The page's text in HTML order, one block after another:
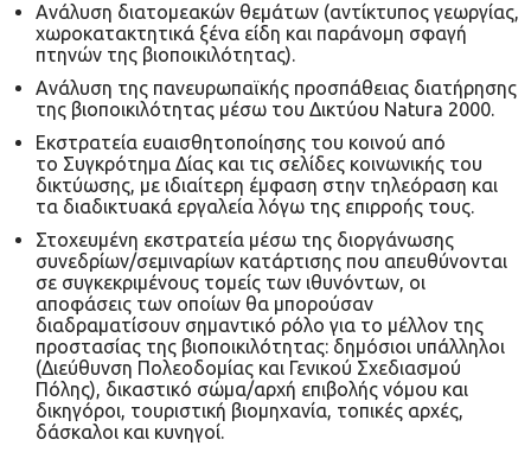
Ανάλυση διατομεακών θεμάτων (αντίκτυπος γεωργίας,
χωροκατακτητικά ξένα είδη και παράνομη σφαγή
πτηνών της βιοποικιλότητας).
Ανάλυση της πανευρωπαϊκής προσπάθειας διατήρησης
της βιοποικιλότητας μέσω του Δικτύου Natura 2000.
Εκστρατεία ευαισθητοποίησης του κοινού από
το Συγκρότημα Δίας και τις σελίδες κοινωνικής του
δικτύωσης, με ιδιαίτερη έμφαση στην τηλεόραση και
τα διαδικτυακά εργαλεία λόγω της επιρροής τους.
Στοχευμένη εκστρατεία μέσω της διοργάνωσης
συνεδρίων/σεμιναρίων κατάρτισης που απευθύνονται
σε συγκεκριμένους τομείς των ιθυνόντων, οι
αποφάσεις των οποίων θα μπορούσαν
διαδραματίσουν σημαντικό ρόλο για το μέλλον της
προστασίας της βιοποικιλότητας: δημόσιοι υπάλληλοι
(Διεύθυνση Πολεοδομίας και Γενικού Σχεδιασμού
Πόλης), δικαστικό σώμα/αρχή επιβολής νόμου και
δικηγόροι, τουριστική βιομηχανία, τοπικές αρχές,
δάσκαλοι και κυνηγοί.